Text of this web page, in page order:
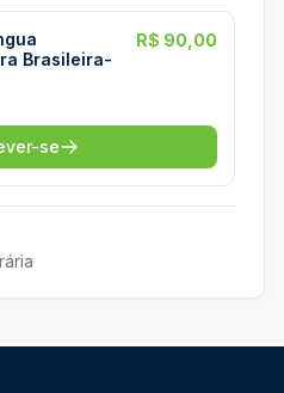
Brasileira-
R$ 90,00
se